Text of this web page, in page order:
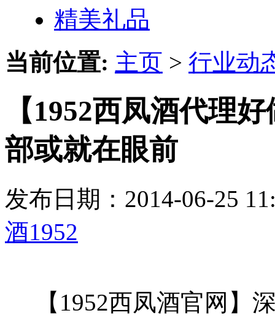
精美礼品
当前位置: 主页 > 行业动
【1952西凤酒代理
部或就在眼前
发布日期：2014-06-25
酒1952
【1952西凤酒官网】